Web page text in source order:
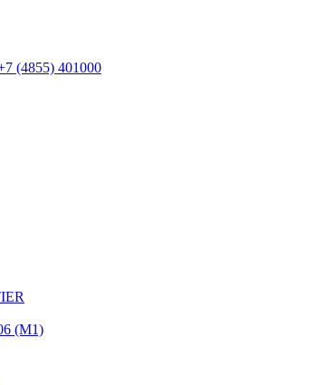
(4855) 401000
(М1)